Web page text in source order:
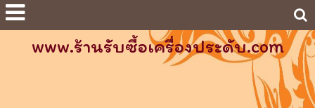
www.ร้านรับซื้อเครื่องประดับ.com